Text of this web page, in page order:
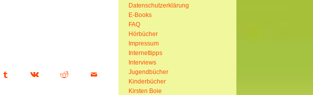
Datenschutzerklärung
E-Books
FAQ
Hörbücher
Impressum
Internettipps
Interviews
Jugendbücher
Kinderbücher
Kirsten Boie